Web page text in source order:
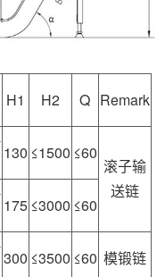
H1 H2 Q Remark
130 ≤1500 ≤60
滚子输
送链
175≤3000 ≤60
300 ≤3500 ≤60 模锻链